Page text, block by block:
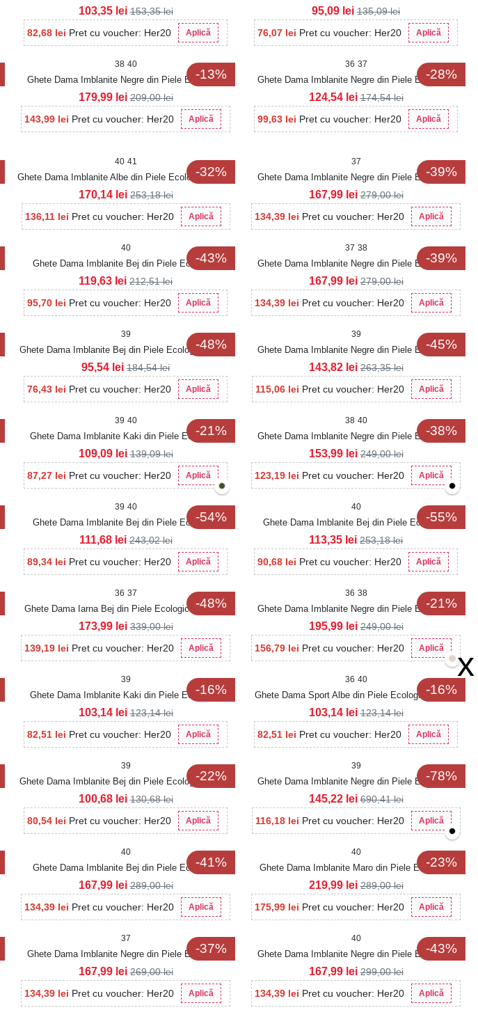
x
Lacuita Alisyn
82,68 lei Pret cu voucher: Her20 Aplică
103,35 lei 153,35lei
Intoarsa Haile
76,07 lei Pret cu voucher: Her20 Aplică
95,09 lei 135,09lei
-13%
38 40
Ghete Dama Imblanite Negre din Piele Ecologica
Tabacita Emaira
143,99 lei Pret cu voucher: Her20 Aplică
179,99 lei 209,00lei
-28%
36 37
Ghete Dama Imblanite Negre din Piele Ecologica
Whitley
99,63 lei Pret cu voucher: Her20 Aplică
124,54 lei 174,54lei
-32%
40 41
Ghete Dama Imblanite Albe din Piele Ecologica Khodi
136,11 lei Pret cu voucher: Her20 Aplică
170,14 lei 253,18lei
-39%
37
Ghete Dama Imblanite Negre din Piele Ecologica
Intoarsa Aurelae2
134,39 lei Pret cu voucher: Her20 Aplică
167,99 lei 279,00lei
-43%
40
Ghete Dama Imblanite Bej din Piele Ecologica
Intoarsa Halei
95,70 lei Pret cu voucher: Her20 Aplică
119,63 lei 212,51lei
-39%
37 38
Ghete Dama Imblanite Negre din Piele Ecologica
Intoarsa Divno2
134,39 lei Pret cu voucher: Her20 Aplică
167,99 lei 279,00lei
-48%
39
Ghete Dama Imblanite Bej din Piele Ecologica Nettie
76,43 lei Pret cu voucher: Her20 Aplică
95,54 lei 184,54lei
-45%
39
Ghete Dama Imblanite Negre din Piele Ecologica
Intoarsa Clover
115,06 lei Pret cu voucher: Her20 Aplică
143,82 lei 263,35lei
-21%
39 40
Ghete Dama Imblanite Kaki din Piele Ecologica
Intoarsa Ahlaya
87,27 lei Pret cu voucher: Her20 Aplică
109,09 lei 139,09lei
-38%
38 40
Ghete Dama Imblanite Negre din Piele Ecologica
Makeda
123,19 lei Pret cu voucher: Her20 Aplică
153,99 lei 249,00lei
-54%
39 40
Ghete Dama Imblanite Bej din Piele Ecologica
Intoarsa Torrie
89,34 lei Pret cu voucher: Her20 Aplică
111,68 lei 243,02lei
-55%
40
Ghete Dama Imblanite Bej din Piele Ecologica
Tabacita Elvina
90,68 lei Pret cu voucher: Her20 Aplică
113,35 lei 253,18lei
-48%
36 37
Ghete Dama Iarna Bej din Piele Ecologica Yuenze
139,19 lei Pret cu voucher: Her20 Aplică
173,99 lei 339,00lei
-21%
36 38
Ghete Dama Imblanite Negre din Piele Ecologica
Taizlyn
156,79 lei Pret cu voucher: Her20 Aplică
195,99 lei 249,00lei
-16%
39
Ghete Dama Imblanite Kaki din Piele Ecologica
Intoarsa Flavia
82,51 lei Pret cu voucher: Her20 Aplică
103,14 lei 123,14lei
-16%
36 40
Ghete Dama Sport Albe din Piele Ecologica Alissa
82,51 lei Pret cu voucher: Her20 Aplică
103,14 lei 123,14lei
-22%
39
Ghete Dama Imblanite Bej din Piele Ecologica Elysa
80,54 lei Pret cu voucher: Her20 Aplică
100,68 lei 130,68lei
-78%
39
Ghete Dama Imblanite Negre din Piele Ecologica
Intoarsa Emora
116,18 lei Pret cu voucher: Her20 Aplică
145,22 lei 690,41lei
-41%
40
Ghete Dama Imblanite Bej din Piele Ecologica
Isobella
134,39 lei Pret cu voucher: Her20 Aplică
167,99 lei 289,00lei
-23%
40
Ghete Dama Imblanite Maro din Piele Ecologica
Maiya
175,99 lei Pret cu voucher: Her20 Aplică
219,99 lei 289,00lei
-37%
37
Ghete Dama Imblanite Negre din Piele Ecologica
Intoarsa Louella
134,39 lei Pret cu voucher: Her20 Aplică
167,99 lei 269,00lei
-43%
40
Ghete Dama Imblanite Negre din Piele Ecologica
Intoarsa Mekdes
134,39 lei Pret cu voucher: Her20 Aplică
167,99 lei 299,00lei